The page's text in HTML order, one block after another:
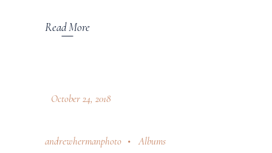
Read More
October 24, 2018
andrewhermanphoto Albums